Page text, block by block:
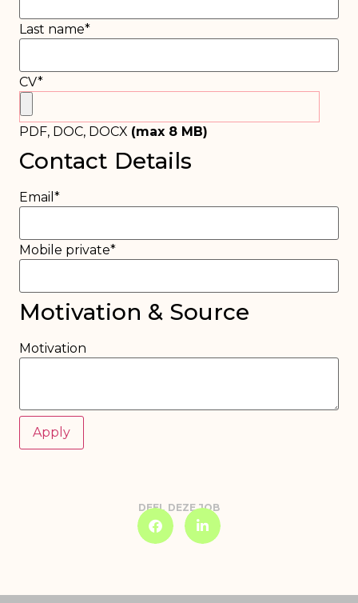
Last name*
CV*
PDF, DOC, DOCX (max 8 MB)
Contact Details
Email *
Mobile private*
Motivation & Source
Motivation
DEEL DEZE JOB